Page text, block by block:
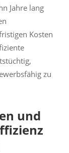
Jahre lang
Kosten
zu
und